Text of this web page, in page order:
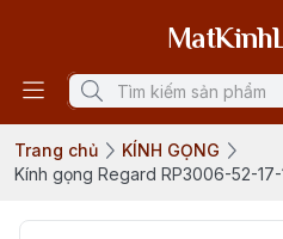
Trang chủ
KÍNH GỌNG
Kính gọng Regard RP3006-52-17-